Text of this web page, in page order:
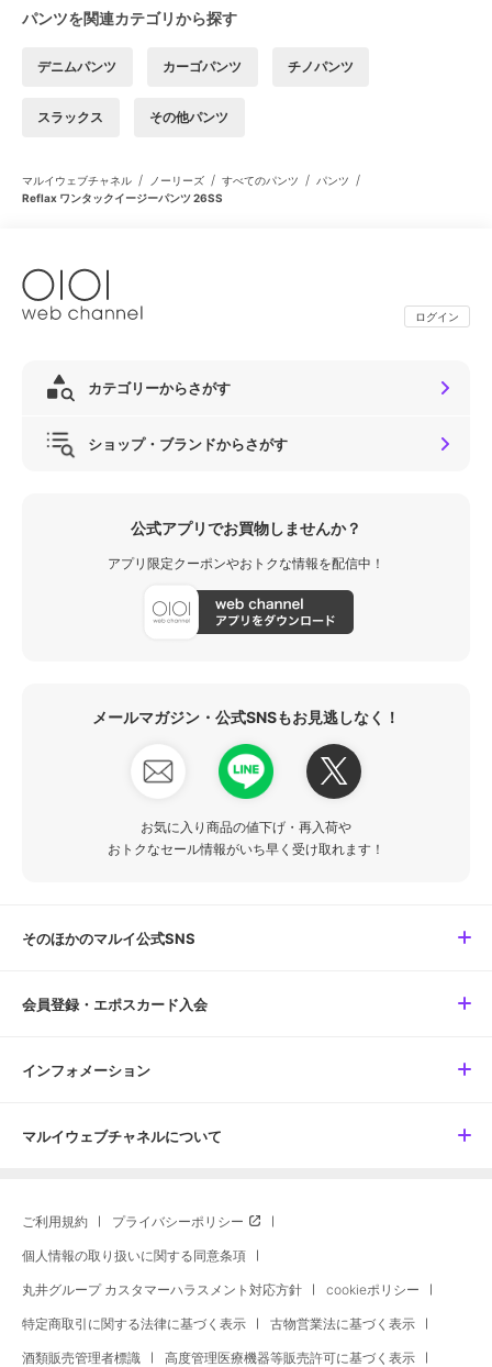
パンツを関連カテゴリから探す
デニムパンツ カーゴパンツ チノパンツ
スラックス その他パンツ
マルイウェブチャネル / ノーリーズ / すべてのパンツ / パンツ /
Reflax ワンタックイージーパンツ 26SS
ログイン
カテゴリーからさがす
ショップ・ブランドからさがす
公式アプリでお買物しませんか？
アプリ限定クーポンやおトクな情報を配信中！
メールマガジン・公式SNSもお見逃しなく！
お気に入り商品の値下げ・再入荷や
おトクなセール情報がいち早く受け取れます！
そのほかのマルイ公式SNS
会員登録・エポスカード入会
インフォメーション
マルイウェブチャネルについて
ご利用規約 プライバシーポリシー
個人情報の取り扱いに関する同意条項
丸井グループ カスタマーハラスメント対応方針 cookieポリシー
特定商取引に関する法律に基づく表示 古物営業法に基づく表示
酒類販売管理者標識 高度管理医療機器等販売許可に基づく表示